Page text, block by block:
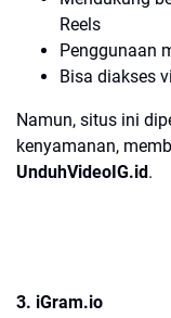
Reels
Penggunaan
Bisa diakses
Namun, situs ini
kenyamanan,
UnduhVideoIG.id.
3. iGram.io